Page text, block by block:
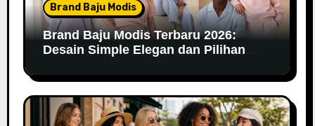
Brand Baju Modis
Brand Baju Modis Terbaru 2026:
Desain Simple Elegan dan Pilihan